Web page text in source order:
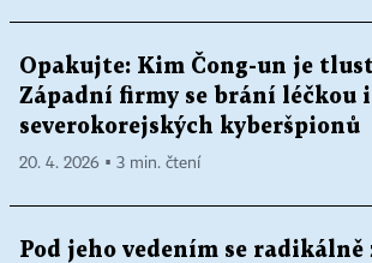
Opakujte: Kim Čong-un je
Západní firmy se brání
severokorejských kyberšpionů
20. 4. 2026 ▪ 3 min. čtení
Pod jeho vedením se radikálně